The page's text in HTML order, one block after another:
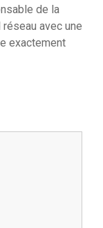
de la
avec une
exactement